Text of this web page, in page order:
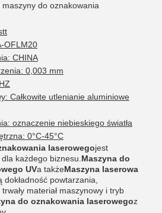
do oznakowania
OFLM20
CHINA
0,003 mm
Całkowite utlenianie aluminiowe
oznaczenie niebieskiego światła
0°C-45°C
laserowegojest
każdego biznesu. Maszyna do
UVa takżeMaszyna laserowa
powtarzania,
materiał maszynowy i tryb
do oznakowania laserowegoz